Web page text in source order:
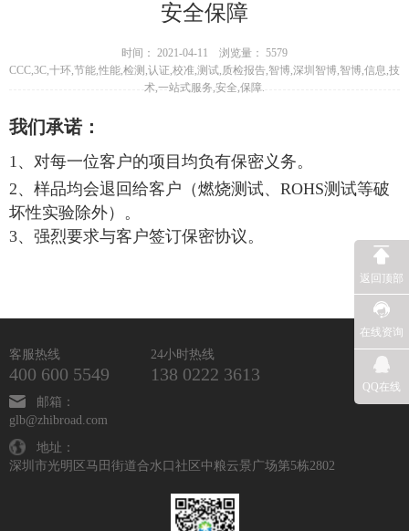
安全保障
时间： 2021-04-11 浏览量： 5579
CCC,3C,十环,节能,性能,检测,认证,校准,测试,质检报告,智博,深圳智博,智博,信息,技
术,一站式服务,安全,保障.
我们承诺：
1、对每一位客户的项目均负有保密义务。
2、样品均会退回给客户（燃烧测试、ROHS测试等破
坏性实验除外）。
3、强烈要求与客户签订保密协议。
客服热线
400 600 5549
24小时热线
138 0222 3613
邮箱：
glb@zhibroad.com
地址：
深圳市光明区马田街道合水口社区中粮云景广场第5栋2802
返回顶部
在线资询
QQ在线